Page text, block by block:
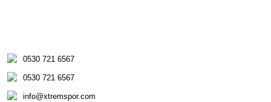
0530 721 6567
0530 721 6567
info@xtremspor.com